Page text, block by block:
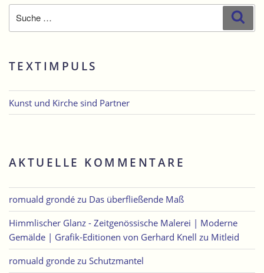
nach:
TEXTIMPULS
Kunst und Kirche sind Partner
AKTUELLE KOMMENTARE
romuald grondé zu Das überfließende Maß
Himmlischer Glanz - Zeitgenössische Malerei | Moderne
Gemälde | Grafik-Editionen von Gerhard Knell zu Mitleid
romuald gronde zu Schutzmantel